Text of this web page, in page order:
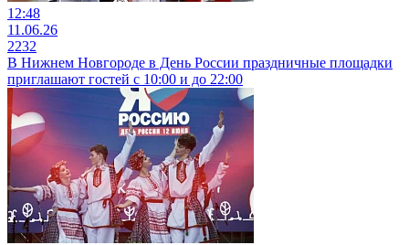
12:48
11.06.26
2232
В Нижнем Новгороде в День России праздничные площадки
приглашают гостей с 10:00 и до 22:00